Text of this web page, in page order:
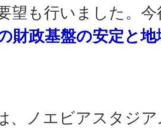
望も行いました。
財政基盤の安定と地
、ノエビアスタジ